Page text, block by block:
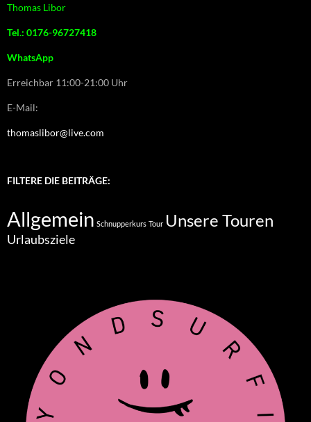
Thomas Libor
Tel.: 0176-96727418
WhatsApp
Erreichbar 11:00-21:00 Uhr
E-Mail:
thomaslibor@live.com
FILTERE DIE BEITRÄGE:
Allgemein Schnupperkurs Tour Unsere Touren
Urlaubsziele